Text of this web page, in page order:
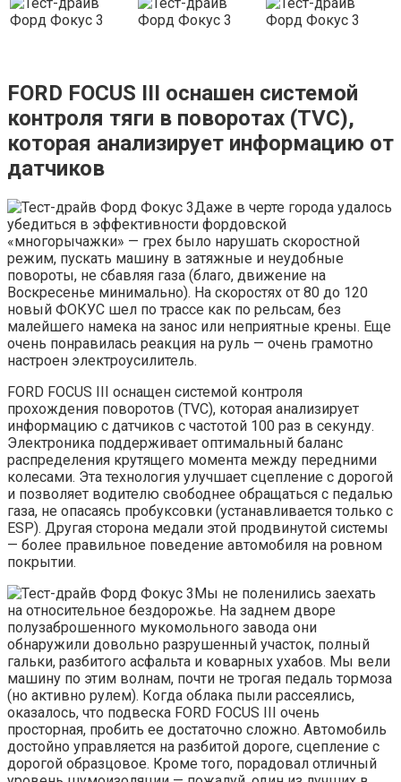
FORD FOCUS III оснашен системой
контроля тяги в поворотах (TVC),
которая анализирует информацию от
датчиков
Даже в черте города удалось
убедиться в эффективности фордовской
«многорычажки» — грех было нарушать скоростной
режим, пускать машину в затяжные и неудобные
повороты, не сбавляя газа (благо, движение на
Воскресенье минимально). На скоростях от 80 до 120
новый ФОКУС шел по трассе как по рельсам, без
малейшего намека на занос или неприятные крены. Еще
очень понравилась реакция на руль — очень грамотно
настроен электроусилитель.
FORD FOCUS III оснащен системой контроля
прохождения поворотов (TVC), которая анализирует
информацию с датчиков с частотой 100 раз в секунду.
Электроника поддерживает оптимальный баланс
распределения крутящего момента между передними
колесами. Эта технология улучшает сцепление с дорогой
и позволяет водителю свободнее обращаться с педалью
газа, не опасаясь пробуксовки (устанавливается только с
ESP). Другая сторона медали этой продвинутой системы
— более правильное поведение автомобиля на ровном
покрытии.
Мы не поленились заехать
на относительное бездорожье. На заднем дворе
полузаброшенного мукомольного завода они
обнаружили довольно разрушенный участок, полный
гальки, разбитого асфальта и коварных ухабов. Мы вели
машину по этим волнам, почти не трогая педаль тормоза
(но активно рулем). Когда облака пыли рассеялись,
оказалось, что подвеска FORD FOCUS III очень
просторная, пробить ее достаточно сложно. Автомобиль
достойно управляется на разбитой дороге, сцепление с
дорогой образцовое. Кроме того, порадовал отличный